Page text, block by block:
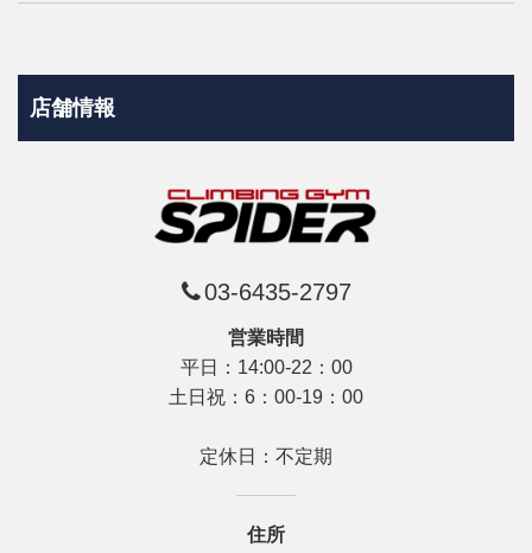
店舗情報
03-6435-2797
営業時間
平日：14:00-22：00
土日祝：6：00-19：00
定休日：不定期
住所